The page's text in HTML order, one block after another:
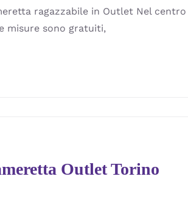
ragazzabile in Outlet Nel
misure sono gratuiti,
Outlet Torino